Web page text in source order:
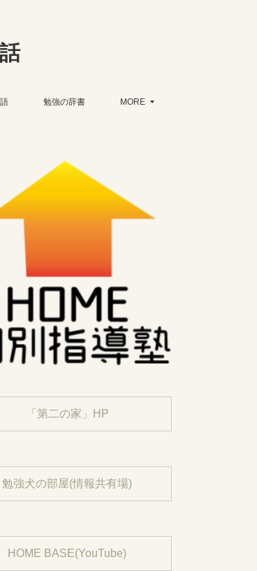
勉強の辞書 MORE
「第二の家」HP
勉強犬の部屋(情報共有場)
HOME BASE(YouTube)